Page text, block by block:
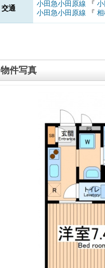
交通
小田急小田原線 『
小田急小田原線
『
物件写真